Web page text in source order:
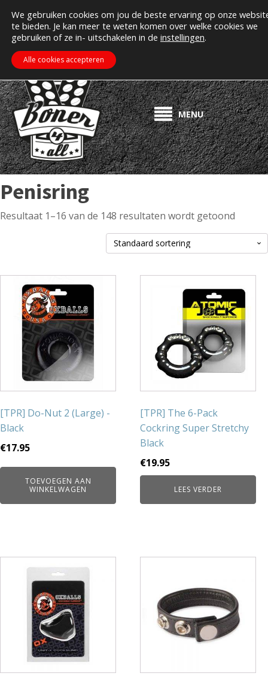
Erectiepillen kopen bij boner4all.nl MIJN ACCOUNT
>> Gratis verzending vanaf €50! <<
ZOEKEN WINKELWAGEN
MENU
Penisring
Resultaat 1–16 van de 148 resultaten wordt getoond
[TPR] Do-Nut 2 (Large) -
Black
€17.95
TOEVOEGEN AAN
WINKELWAGEN
[TPR] The 6-Pack
Cockring Super Stretchy
Black
€19.95
LEES VERDER
We gebruiken cookies om jou de beste ervaring op onze
te bieden. Je kan meer te weten komen over welke cookies we
gebruiken of ze in- uitschakelen in de instellingen.
Alle cookies accepteren